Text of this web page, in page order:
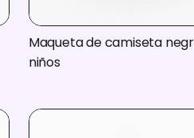
Maqueta de camiseta
niños